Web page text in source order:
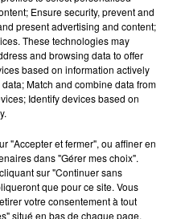
0h40
0h40
FUGEES
Killing Me Softly (with His
Song)
Ensure security, prevent and
present advertising and content;
These technologies may
and browsing data to offer
based on information actively
Match and combine data from
Identify devices based on
"Accepter et fermer", ou affiner en
dans "Gérer mes choix".
sur "Continuer sans
que pour ce site. Vous
votre consentement à tout
situé en bas de chaque page.